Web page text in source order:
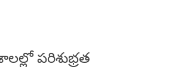
పరిశుభ్రత